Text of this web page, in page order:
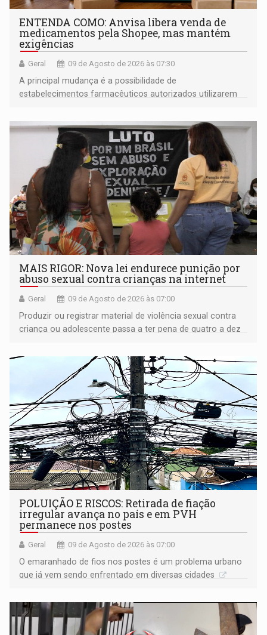
ENTENDA COMO: Anvisa libera venda de
medicamentos pela Shopee, mas mantém
exigências
Geral 09 de Agosto de 2026 às 07:30
A principal mudança é a possibilidade de
estabelecimentos farmacêuticos autorizados utilizarem
MAIS RIGOR: Nova lei endurece punição por
abuso sexual contra crianças na internet
Geral 09 de Agosto de 2026 às 07:00
Produzir ou registrar material de violência sexual contra
criança ou adolescente passa a ter pena de quatro a dez
POLUIÇÃO E RISCOS: Retirada de fiação
irregular avança no país e em PVH
permanece nos postes
Geral 09 de Agosto de 2026 às 07:00
O emaranhado de fios nos postes é um problema urbano
que já vem sendo enfrentado em diversas cidades